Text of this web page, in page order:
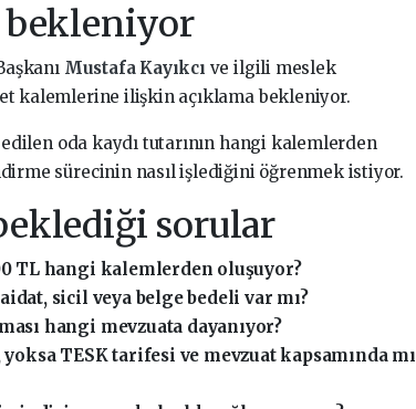
bekleniyor
Mustafa Kayıkcı ve ilgili meslek
kalemlerine ilişkin açıklama bekleniyor.
oda kaydı tutarının hangi kalemlerden
sürecinin nasıl işlediğini öğrenmek istiyor.
sorular
TL hangi kalemlerden oluşuyor?
sicil veya belge bedeli var mı?
hangi mevzuata dayanıyor?
TESK tarifesi ve mevzuat kapsamında mı